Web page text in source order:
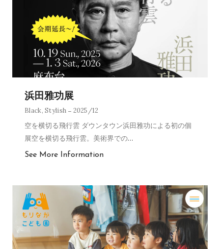
浜田雅功展
Black,Stylish 2025/12
空を横切る飛行雲 ダウンタウン浜田雅功による初の個
展空を横切る飛行雲。美術界での…
See More Information